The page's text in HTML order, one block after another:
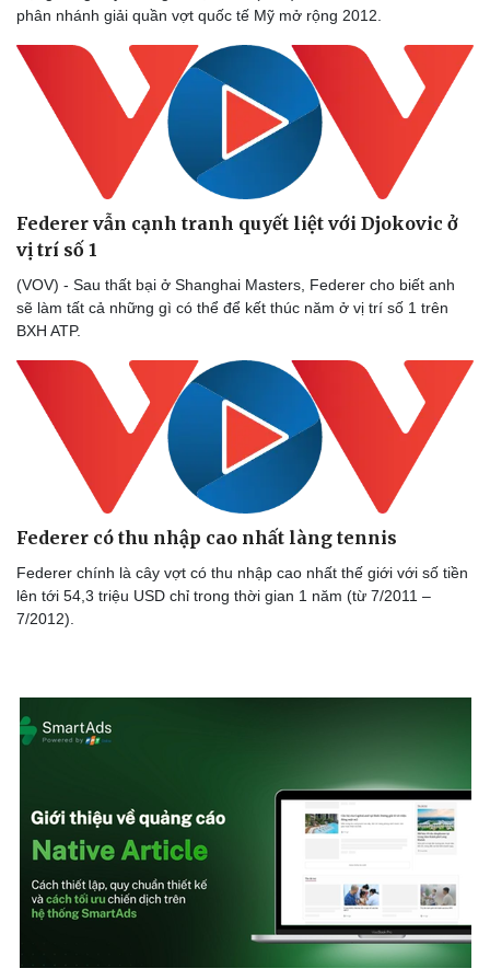
Bóng đá
Lịch thi đấu bóng đá
eSports
Hậu trường
phân nhánh giải quần vợt quốc tế Mỹ mở rộng 2012.
Federer vẫn cạnh tranh quyết liệt với Djokovic ở
vị trí số 1
(VOV) - Sau thất bại ở Shanghai Masters, Federer cho biết anh
sẽ làm tất cả những gì có thể để kết thúc năm ở vị trí số 1 trên
BXH ATP.
Federer có thu nhập cao nhất làng tennis
Federer chính là cây vợt có thu nhập cao nhất thế giới với số tiền
lên tới 54,3 triệu USD chỉ trong thời gian 1 năm (từ 7/2011 –
7/2012).